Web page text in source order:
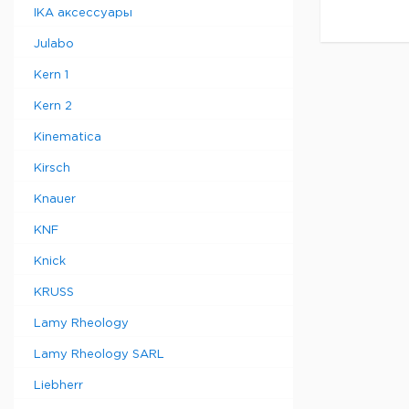
IKA аксессуары
Julabo
Kern 1
Kern 2
Kinematica
Kirsch
Knauer
KNF
Knick
KRUSS
Lamy Rheology
Lamy Rheology SARL
Liebherr